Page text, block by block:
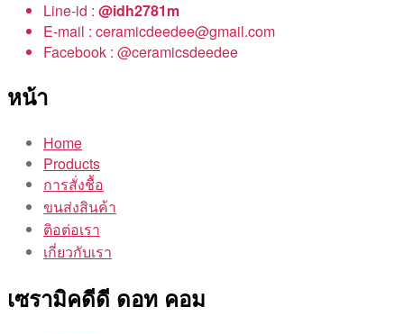
Line-id : @idh2781m
E-mail : ceramicdeedee@gmail.com
Facebook : @ceramicsdeedee
หน้า
Home
Products
การสั่งชื้อ
ขนส่งสินค้า
ติอต่อเรา
เกี่ยวกับเรา
เซรามิคดีดี ดอท คอม